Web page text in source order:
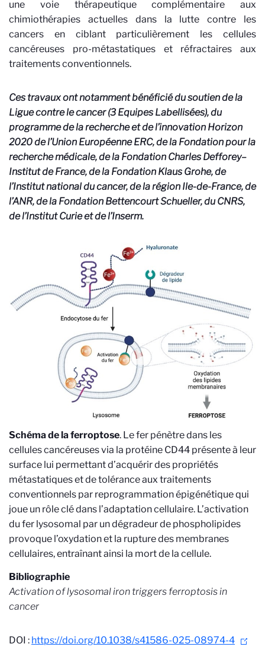
une voie thérapeutique complémentaire aux
chimiothérapies actuelles dans la lutte contre les
cancers en ciblant particulièrement les cellules
cancéreuses pro-métastatiques et réfractaires aux
traitements conventionnels.
Ces travaux ont notamment bénéficié du soutien de la
Ligue contre le cancer (3 Equipes Labellisées), du
programme de la recherche et de l’innovation Horizon
2020 de l’Union Européenne ERC, de la Fondation pour la
recherche médicale, de la Fondation Charles Defforey–
Institut de France, de la Fondation Klaus Grohe, de
l’Institut national du cancer, de la région Ile-de-France, de
l’ANR, de la Fondation Bettencourt Schueller, du CNRS,
de l’Institut Curie et de l’Inserm.
Schéma de la ferroptose. Le fer pénètre dans les
cellules cancéreuses via la protéine CD44 présente à leur
surface lui permettant d’acquérir des propriétés
métastatiques et de tolérance aux traitements
conventionnels par reprogrammation épigénétique qui
joue un rôle clé dans l’adaptation cellulaire. L’activation
du fer lysosomal par un dégradeur de phospholipides
provoque l’oxydation et la rupture des membranes
cellulaires, entraînant ainsi la mort de la cellule.
Bibliographie
Activation of lysosomal iron triggers ferroptosis in
cancer
DOI : https://doi.org/10.1038/s41586-025-08974-4